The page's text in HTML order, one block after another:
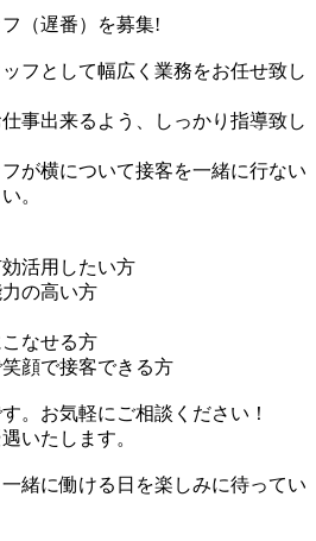
（遅番）を募集!
フとして幅広く業務をお任せ致し
事出来るよう、しっかり指導致し
が横について接客を一緒に行ない
。
活用したい方
の高い方
なせる方
顔で接客できる方
。お気軽にご相談ください！
いたします。
緒に働ける日を楽しみに待ってい